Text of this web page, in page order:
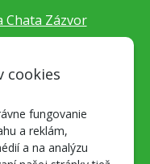
cookies
fungovanie
a reklám,
a na analýzu
Chata Zázvor
necestou